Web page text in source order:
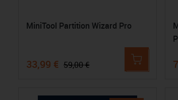
MiniTool Partition Wizard Pro
33,99 € 59,00 €